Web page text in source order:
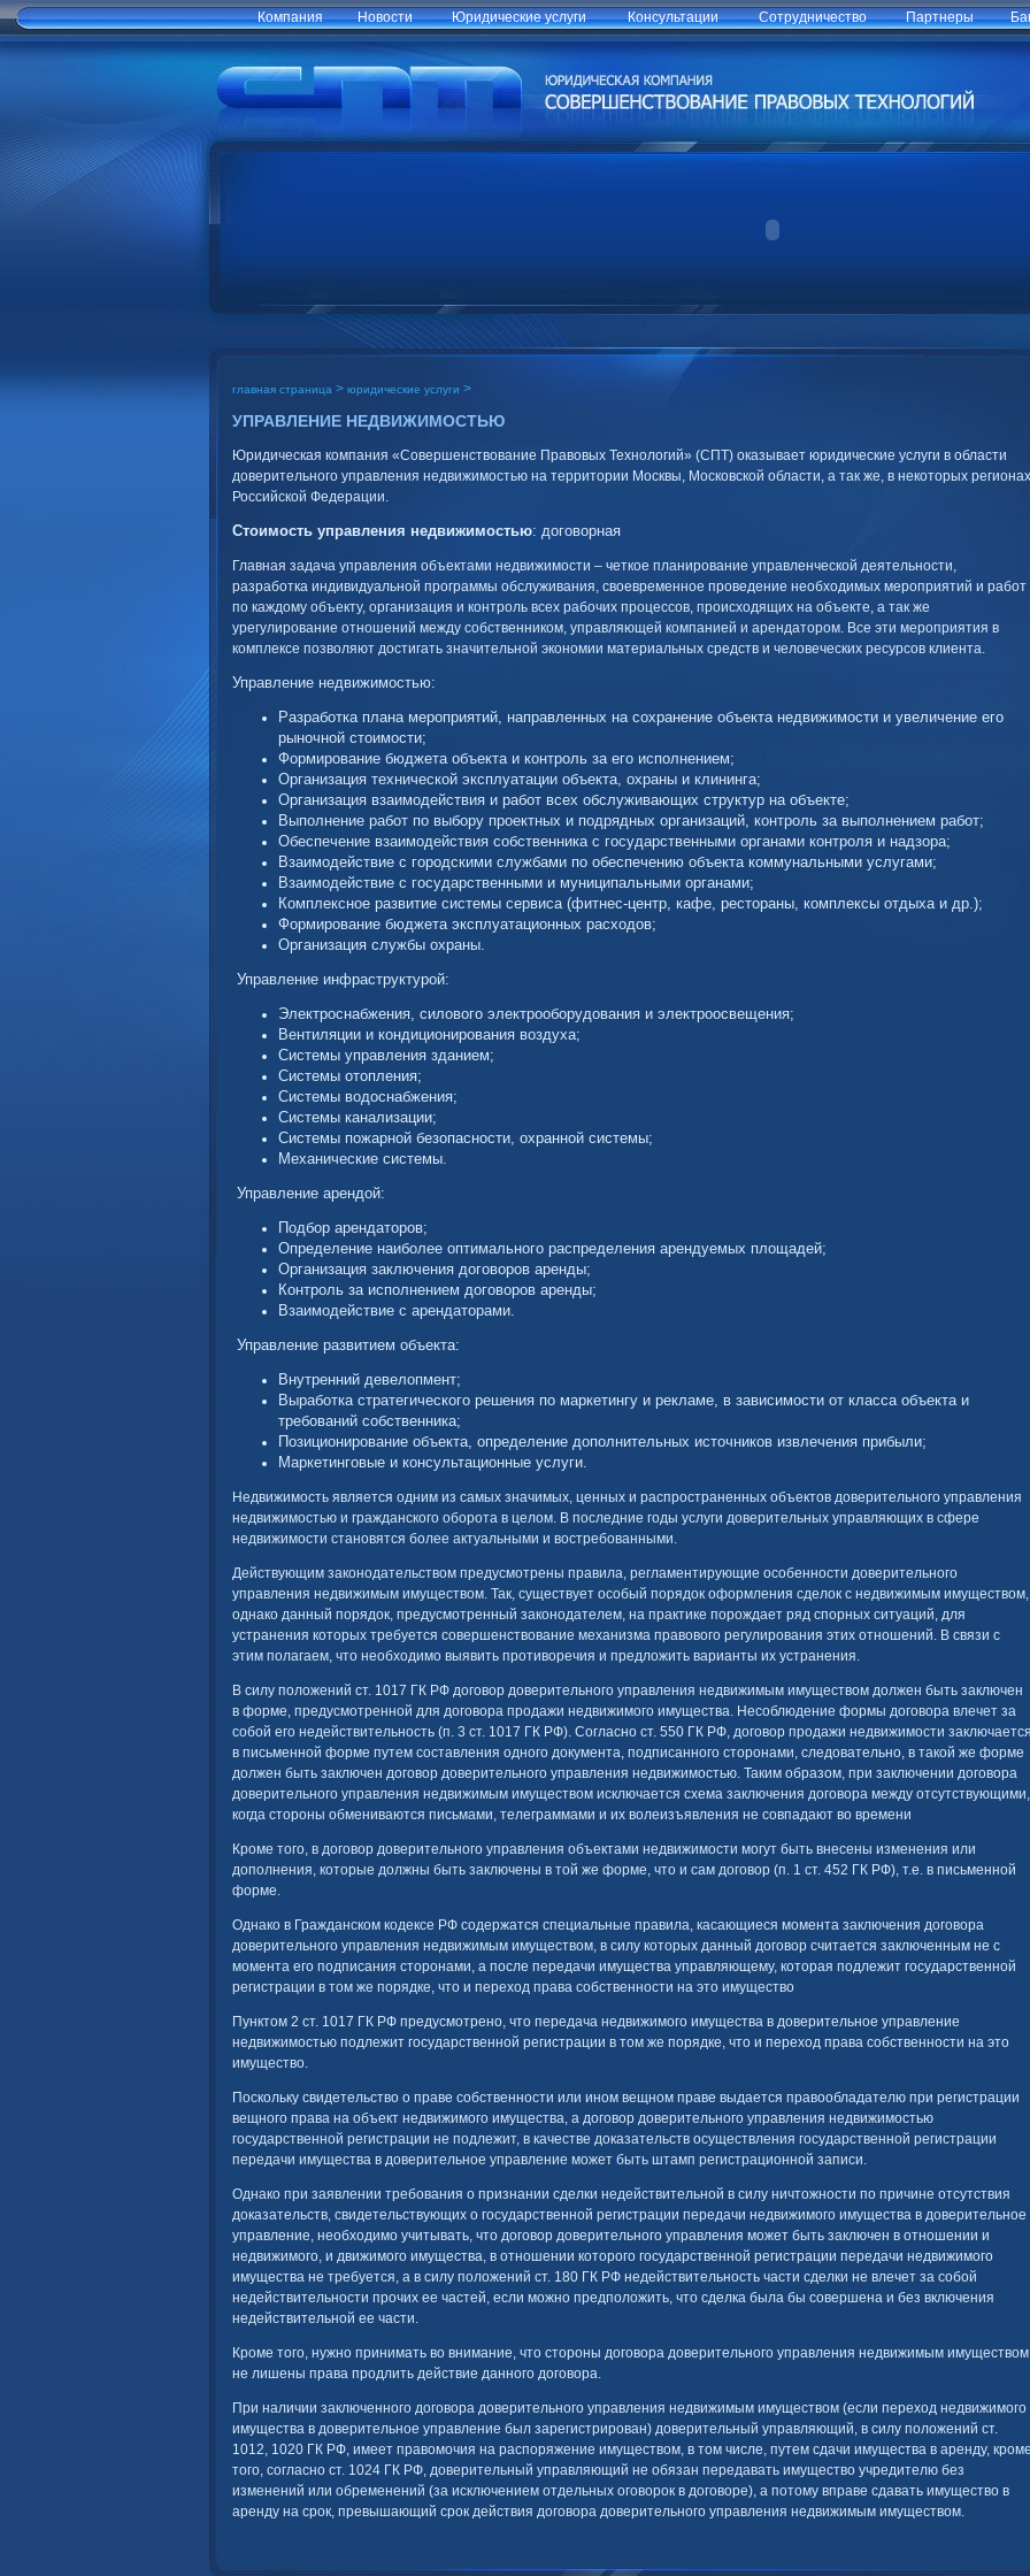
Компания Новости Юридические услуги Консультации Сотрудничество Партнеры
главная страница > юридические услуги >
УПРАВЛЕНИЕ НЕДВИЖИМОСТЬЮ
Юридическая компания «Совершенствование Правовых Технологий» (СПТ) оказывает юридические услуги в области
доверительного управления недвижимостью на территории Москвы, Московской области, а так же, в некоторых регионах
Российской Федерации.
Стоимость управления недвижимостью: договорная
Главная задача управления объектами недвижимости – четкое планирование управленческой деятельности,
разработка индивидуальной программы обслуживания, своевременное проведение необходимых мероприятий и работ
по каждому объекту, организация и контроль всех рабочих процессов, происходящих на объекте, а так же
урегулирование отношений между собственником, управляющей компанией и арендатором. Все эти мероприятия в
комплексе позволяют достигать значительной экономии материальных средств и человеческих ресурсов клиента.
Управление недвижимостью:
Разработка плана мероприятий, направленных на сохранение объекта недвижимости и увеличение его
рыночной стоимости;
Формирование бюджета объекта и контроль за его исполнением;
Организация технической эксплуатации объекта, охраны и клининга;
Организация взаимодействия и работ всех обслуживающих структур на объекте;
Выполнение работ по выбору проектных и подрядных организаций, контроль за выполнением работ;
Обеспечение взаимодействия собственника с государственными органами контроля и надзора;
Взаимодействие с городскими службами по обеспечению объекта коммунальными услугами;
Взаимодействие с государственными и муниципальными органами;
Комплексное развитие системы сервиса (фитнес-центр, кафе, рестораны, комплексы отдыха и др.);
Формирование бюджета эксплуатационных расходов;
Организация службы охраны.
Управление инфраструктурой:
Электроснабжения, силового электрооборудования и электроосвещения;
Вентиляции и кондиционирования воздуха;
Системы управления зданием;
Системы отопления;
Системы водоснабжения;
Системы канализации;
Системы пожарной безопасности, охранной системы;
Механические системы.
Управление арендой:
Подбор арендаторов;
Определение наиболее оптимального распределения арендуемых площадей;
Организация заключения договоров аренды;
Контроль за исполнением договоров аренды;
Взаимодействие с арендаторами.
Управление развитием объекта:
Внутренний девелопмент;
Выработка стратегического решения по маркетингу и рекламе, в зависимости от класса объекта и
требований собственника;
Позиционирование объекта, определение дополнительных источников извлечения прибыли;
Маркетинговые и консультационные услуги.
Недвижимость является одним из самых значимых, ценных и распространенных объектов доверительного управления
недвижимостью и гражданского оборота в целом. В последние годы услуги доверительных управляющих в сфере
недвижимости становятся более актуальными и востребованными.
Действующим законодательством предусмотрены правила, регламентирующие особенности доверительного
управления недвижимым имуществом. Так, существует особый порядок оформления сделок с недвижимым имуществом,
однако данный порядок, предусмотренный законодателем, на практике порождает ряд спорных ситуаций, для
устранения которых требуется совершенствование механизма правового регулирования этих отношений. В связи с
этим полагаем, что необходимо выявить противоречия и предложить варианты их устранения.
В силу положений ст. 1017 ГК РФ договор доверительного управления недвижимым имуществом должен быть заключен
в форме, предусмотренной для договора продажи недвижимого имущества. Несоблюдение формы договора влечет за
собой его недействительность (п. 3 ст. 1017 ГК РФ). Согласно ст. 550 ГК РФ, договор продажи недвижимости
в письменной форме путем составления одного документа, подписанного сторонами, следовательно, в такой же форме
должен быть заключен договор доверительного управления недвижимостью. Таким образом, при заключении договора
доверительного управления недвижимым имуществом исключается схема заключения договора между отсутствующими,
когда стороны обмениваются письмами, телеграммами и их волеизъявления не совпадают во времени
Кроме того, в договор доверительного управления объектами недвижимости могут быть внесены изменения или
дополнения, которые должны быть заключены в той же форме, что и сам договор (п. 1 ст. 452 ГК РФ), т.е. в письменной
форме.
Однако в Гражданском кодексе РФ содержатся специальные правила, касающиеся момента заключения договора
доверительного управления недвижимым имуществом, в силу которых данный договор считается заключенным не с
момента его подписания сторонами, а после передачи имущества управляющему, которая подлежит государственной
регистрации в том же порядке, что и переход права собственности на это имущество
Пунктом 2 ст. 1017 ГК РФ предусмотрено, что передача недвижимого имущества в доверительное управление
недвижимостью подлежит государственной регистрации в том же порядке, что и переход права собственности на это
имущество.
Поскольку свидетельство о праве собственности или ином вещном праве выдается правообладателю при регистрации
вещного права на объект недвижимого имущества, а договор доверительного управления недвижимостью
государственной регистрации не подлежит, в качестве доказательств осуществления государственной регистрации
передачи имущества в доверительное управление может быть штамп регистрационной записи.
Однако при заявлении требования о признании сделки недействительной в силу ничтожности по причине отсутствия
доказательств, свидетельствующих о государственной регистрации передачи недвижимого имущества в доверительное
управление, необходимо учитывать, что договор доверительного управления может быть заключен в отношении и
недвижимого, и движимого имущества, в отношении которого государственной регистрации передачи недвижимого
имущества не требуется, а в силу положений ст. 180 ГК РФ недействительность части сделки не влечет за собой
недействительности прочих ее частей, если можно предположить, что сделка была бы совершена и без включения
недействительной ее части.
Кроме того, нужно принимать во внимание, что стороны договора доверительного управления недвижимым имуществом
не лишены права продлить действие данного договора.
При наличии заключенного договора доверительного управления недвижимым имуществом (если переход недвижимого
имущества в доверительное управление был зарегистрирован) доверительный управляющий, в силу положений ст.
1012, 1020 ГК РФ, имеет правомочия на распоряжение имуществом, в том числе, путем сдачи имущества в аренду,
того, согласно ст. 1024 ГК РФ, доверительный управляющий не обязан передавать имущество учредителю без
изменений или обременений (за исключением отдельных оговорок в договоре), а потому вправе сдавать имущество в
аренду на срок, превышающий срок действия договора доверительного управления недвижимым имуществом.